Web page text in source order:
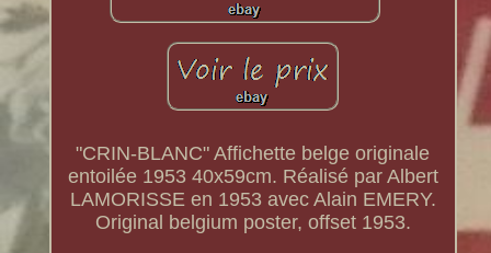
"CRIN-BLANC" Affichette belge originale
entoilée 1953 40x59cm. Réalisé par Albert
LAMORISSE en 1953 avec Alain EMERY.
Original belgium poster, offset 1953.